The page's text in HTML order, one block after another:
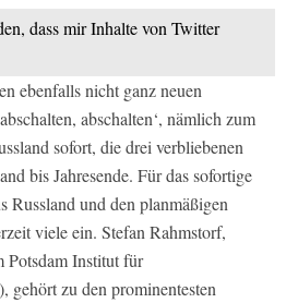
dass mir Inhalte von Twitter
ebenfalls nicht ganz neuen
abschalten‘, nämlich zum
sofort, die drei verbliebenen
bis Jahresende. Für das sofortige
Russland und den planmäßigen
viele ein. Stefan Rahmstorf,
Potsdam Institut für
zu den prominentesten